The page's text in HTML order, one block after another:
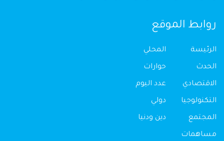
روابط الموقع
الرئيسة
الحدث
الاقتصادي
التكنولوجيا
المجتمع
مساهمات
المحلي
حوارات
عدد اليوم
دولي
دين ودنيا